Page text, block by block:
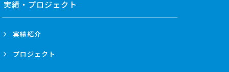
実績・プロジェクト
実績紹介
プロジェクト